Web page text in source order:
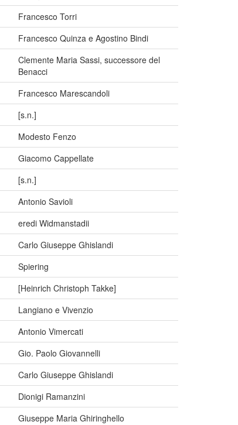
Francesco Torri
Francesco Quinza e Agostino Bindi
Clemente Maria Sassi, successore del
Benacci
Francesco Marescandoli
[s.n.]
Modesto Fenzo
Giacomo Cappellate
[s.n.]
Antonio Savioli
eredi Widmanstadii
Carlo Giuseppe Ghislandi
Spiering
[Heinrich Christoph Takke]
Langiano e Vivenzio
Antonio Vimercati
Gio. Paolo Giovannelli
Carlo Giuseppe Ghislandi
Dionigi Ramanzini
Giuseppe Maria Ghiringhello